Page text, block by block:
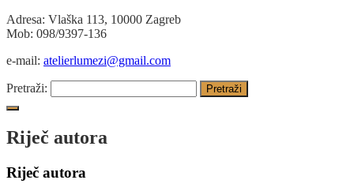
Adresa: Vlaška 113, 10000 Zagreb
Mob: 098/9397-136
e-mail: atelierlumezi@gmail.com
Pretraži:
Riječ autora
Riječ autora